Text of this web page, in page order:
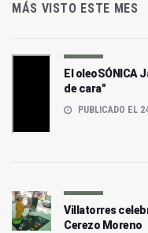
MÁS VISTO ESTE MES
El oleoSÓNICA
de cara"
PUBLICADO EL
Villatorres
Cerezo Moreno